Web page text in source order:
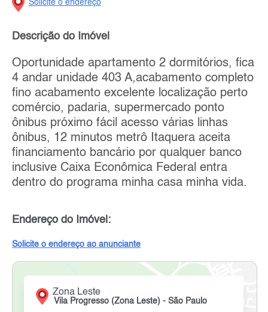
Solicite o endereço
Descrição do Imóvel
Oportunidade apartamento 2 dormitórios, fica
4 andar unidade 403 A,acabamento completo
fino acabamento excelente localização perto
comércio, padaria, supermercado ponto
ônibus próximo fácil acesso várias linhas
ônibus, 12 minutos metrô Itaquera aceita
financiamento bancário por qualquer banco
inclusive Caixa Econômica Federal entra
dentro do programa minha casa minha vida.
Endereço do Imóvel:
Solicite o endereço ao anunciante
Zona Leste
Vila Progresso (Zona Leste) - São Paulo